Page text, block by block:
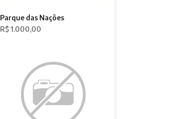
Parque das Nações
R$ 1.000,00